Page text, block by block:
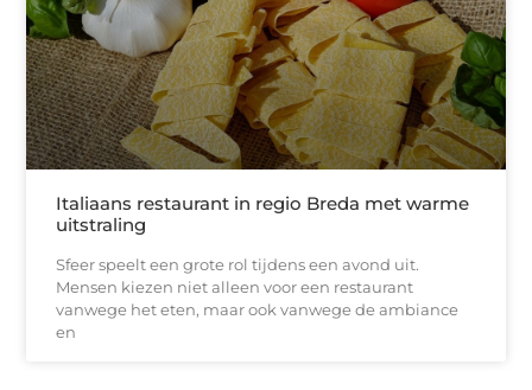
Italiaans restaurant in regio Breda met warme
uitstraling
Sfeer speelt een grote rol tijdens een avond uit.
Mensen kiezen niet alleen voor een restaurant
vanwege het eten, maar ook vanwege de ambiance
en